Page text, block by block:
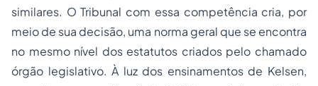
similares. O Tribunal com essa competência cria, por
meio de sua decisão, uma norma geral que se encontra
no mesmo nível dos estatutos criados pelo chamado
órgão legislativo. À luz dos ensinamentos de Kelsen,